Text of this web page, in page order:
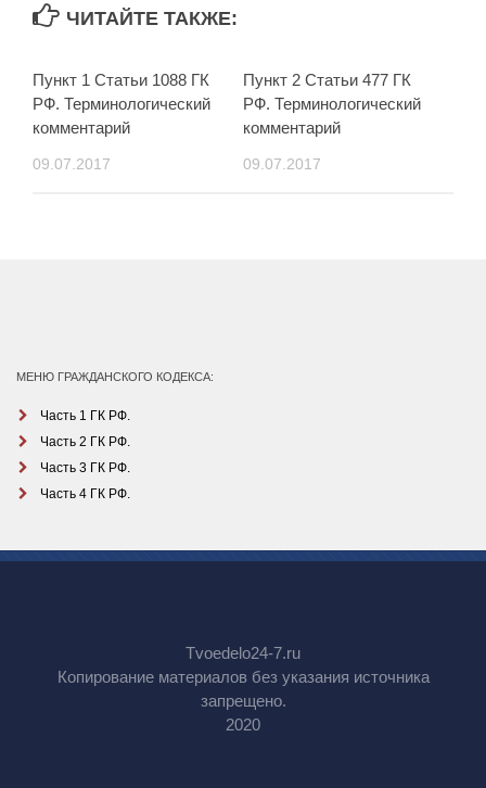
ЧИТАЙТЕ ТАКЖЕ:
Пункт 1 Статьи 1088 ГК
РФ. Терминологический
комментарий
09.07.2017
Пункт 2 Статьи 477 ГК
РФ. Терминологический
комментарий
09.07.2017
МЕНЮ ГРАЖДАНСКОГО КОДЕКСА:
Часть 1 ГК РФ.
Часть 2 ГК РФ.
Часть 3 ГК РФ.
Часть 4 ГК РФ.
Tvoedelo24-7.ru
Копирование материалов без указания источника
запрещено.
2020